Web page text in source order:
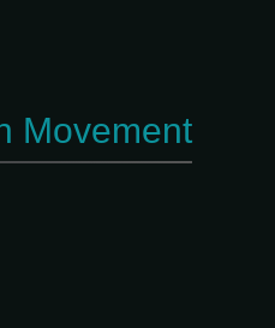
Movement